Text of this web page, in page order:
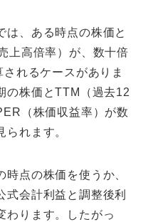
は、ある時点の株価と
上高倍率）が、数十倍
れるケースがありま
の株価とTTM（過去12
（株価収益率）が数
れます。
点の株価を使うか、
式会計利益と調整後利
わります。したがっ